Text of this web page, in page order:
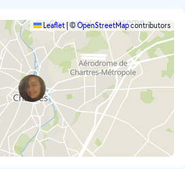
Leaflet|©OpenStreetMapcontributors